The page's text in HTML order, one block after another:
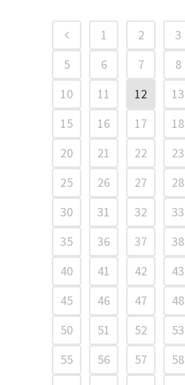
1 2 3
5
6 7 8
10
11 12 13
15
16 17 18
20
21 22 23
25
26 27 28
30
31 32 33
35
36 37 38
40
41 42 43
45
46 47 48
50
51 52 53
55
56 57 58